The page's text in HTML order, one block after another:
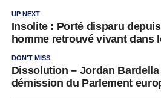
UP NEXT
Insolite : Porté disparu
homme retrouvé vivant dans
DON'T MISS
Dissolution – Jordan
démission du Parlement